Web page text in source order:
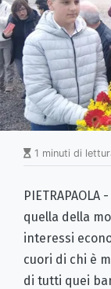
1 minuti di
quella della
interessi
cuori di chi è
di tutti quei